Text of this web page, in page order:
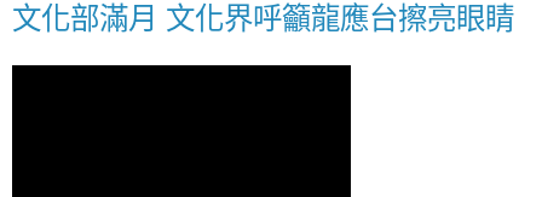
文化部滿月 文化界呼籲龍應台擦亮眼睛